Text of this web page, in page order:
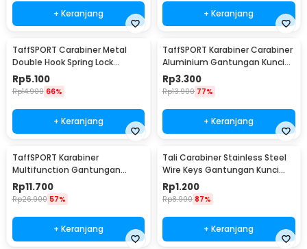
+ Keranjang + Keranjang
TaffSPORT Carabiner Metal
Double Hook Spring Lock
Gantungan Kunci 50kg - AT17
Rp5.100
Rp14.900 66%
+ Keranjang
TaffSPORT Karabiner Carabiner
Aluminium Gantungan Kunci
EDC Outdoor 7.5cm - 698
Rp3.300
Rp13.900 77%
+ Keranjang
TaffSPORT Karabiner
Multifunction Gantungan
Kunci Stainless Steel - ED77
Rp11.700
Rp26.900 57%
+ Keranjang
Tali Carabiner Stainless Steel
Wire Keys Gantungan Kunci
Koper 1 PCS - 201380
Rp1.200
Rp8.900 87%
+ Keranjang